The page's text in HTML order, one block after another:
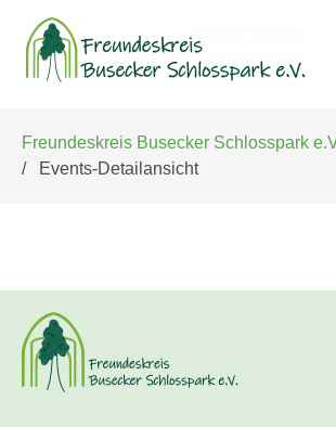
überspringen
Freundeskreis Busecker Schlosspark
Events-Detailansicht